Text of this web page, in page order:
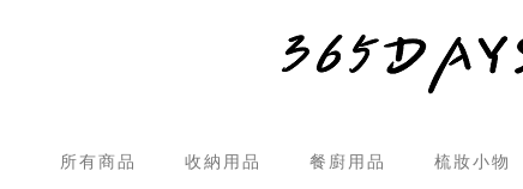
所有商品 收納用品 餐廚用品 梳妝小物